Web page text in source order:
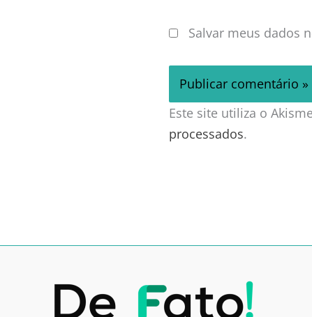
Salvar meus dados
Este site utiliza o
processados.